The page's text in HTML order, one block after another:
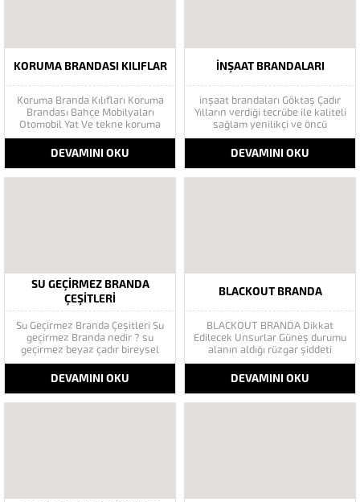
KORUMA BRANDASI KILIFLAR
Koruma Branda Kılıfları Koruma
Brandası Bahçe Mobilyaları
Otomobil Yat Ve tekne koruma
amaçlı özel üretim
ürünlerimizdir.Kaliteli 1100
denye branda dan imal edilen
ürünlerimiz neme suya rutubete
DEVAMINI OKU
INŞAAT BRANDALARI
inşaat brandaları Göktaş Çadır
Yılların verdiği tecrübe ile kaliteli
sağlam yenilikçi ve öncü
firmamız siz değerli
müşterilerimizin hizmetindeyiz.
İnşaat Dış Cephe İskele
Brandası imalatı ve inşaat
DEVAMINI OKU
SU GEÇIRMEZ BRANDA
ÇEŞITLERI
Su Geçirmez Branda Çeşitleri Su
geçirmez Branda nedir ? su
geçirmez beyaz çadır bireysel
veya kurumsal olarak,
genellikle güneşten ve
yağmurdan korunma amacıyla
kullanılan ürünlerdir. Su
DEVAMINI OKU
BLACKOUT BRANDA
BLACKOUT BRANDA Dikkat
Edilecek Unsurlar Güneş durumu
alanın aldığı rüzgar şiddeti
mevsimlerin etkisi(kış veya yaz
)aylarının çetin geçmesi gibi
faktörler branda alırken
düşünmeniz gereken bir kaç
DEVAMINI OKU